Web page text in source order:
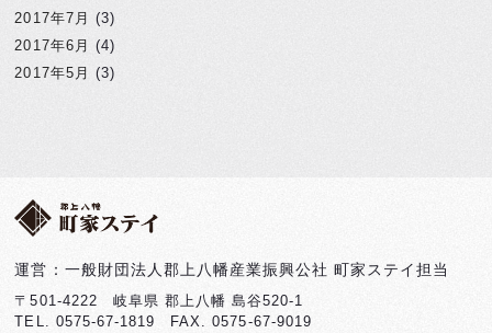
2017年7月 (3)
2017年6月 (4)
2017年5月 (3)
運営：一般財団法人郡上八幡産業振興公社 町家ステイ担当
〒501-4222 岐阜県 郡上八幡 島谷520-1
TEL. 0575-67-1819 FAX. 0575-67-9019